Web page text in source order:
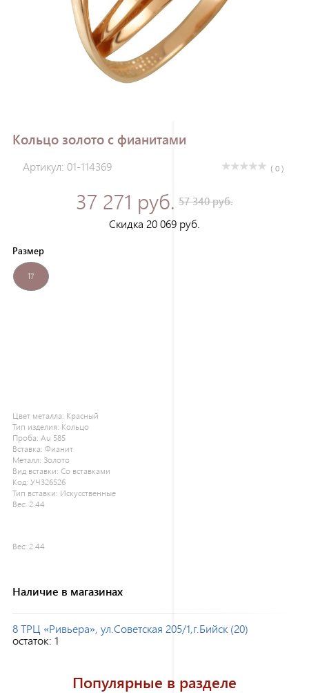
Кольцо золото с фианитами
Артикул: 01-114369 ( 0 )
37 271 руб. 57 340 руб.
Скидка 20 069 руб.
Размер
17
Цвет металла: Красный
Тип изделия: Кольцо
Проба: Au 585
Вставка: Фианит
Металл: Золото
Вид вставки: Со вставками
Код: УЧ326526
Тип вставки: Искусственные
Вес: 2.44
Вес: 2.44
Наличие в магазинах
8 ТРЦ «Ривьера», ул.Советская 205/1,г.Бийск (20)
остаток: 1
Популярные в разделе
Зарегистрироваться